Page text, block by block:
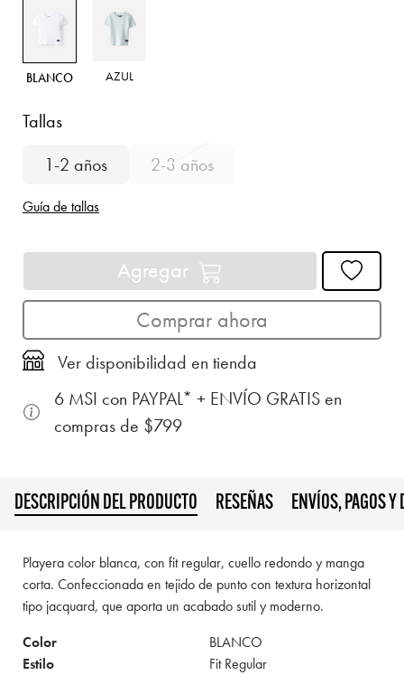
BLANCO AZUL
Tallas
1-2 años
2-3 años
Guía de tallas
Agregar
Comprar ahora
Ver disponibilidad en tienda
6 MSI con PAYPAL* + ENVÍO GRATIS en
compras de $799
DESCRIPCIÓN DEL PRODUCTO RESEÑAS ENVÍOS, PAGOS Y
Playera color blanca, con fit regular, cuello redondo y manga
corta. Confeccionada en tejido de punto con textura horizontal
tipo jacquard, que aporta un acabado sutil y moderno.
Color
BLANCO
Estilo
Fit Regular